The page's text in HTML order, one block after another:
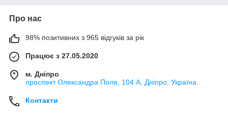
Про нас
98% позитивних з 965 відгуків за рік
Працює з 27.05.2020
м. Дніпро
проспект Олександра Поля, 104 А, Дніпро, Україна
Контакти